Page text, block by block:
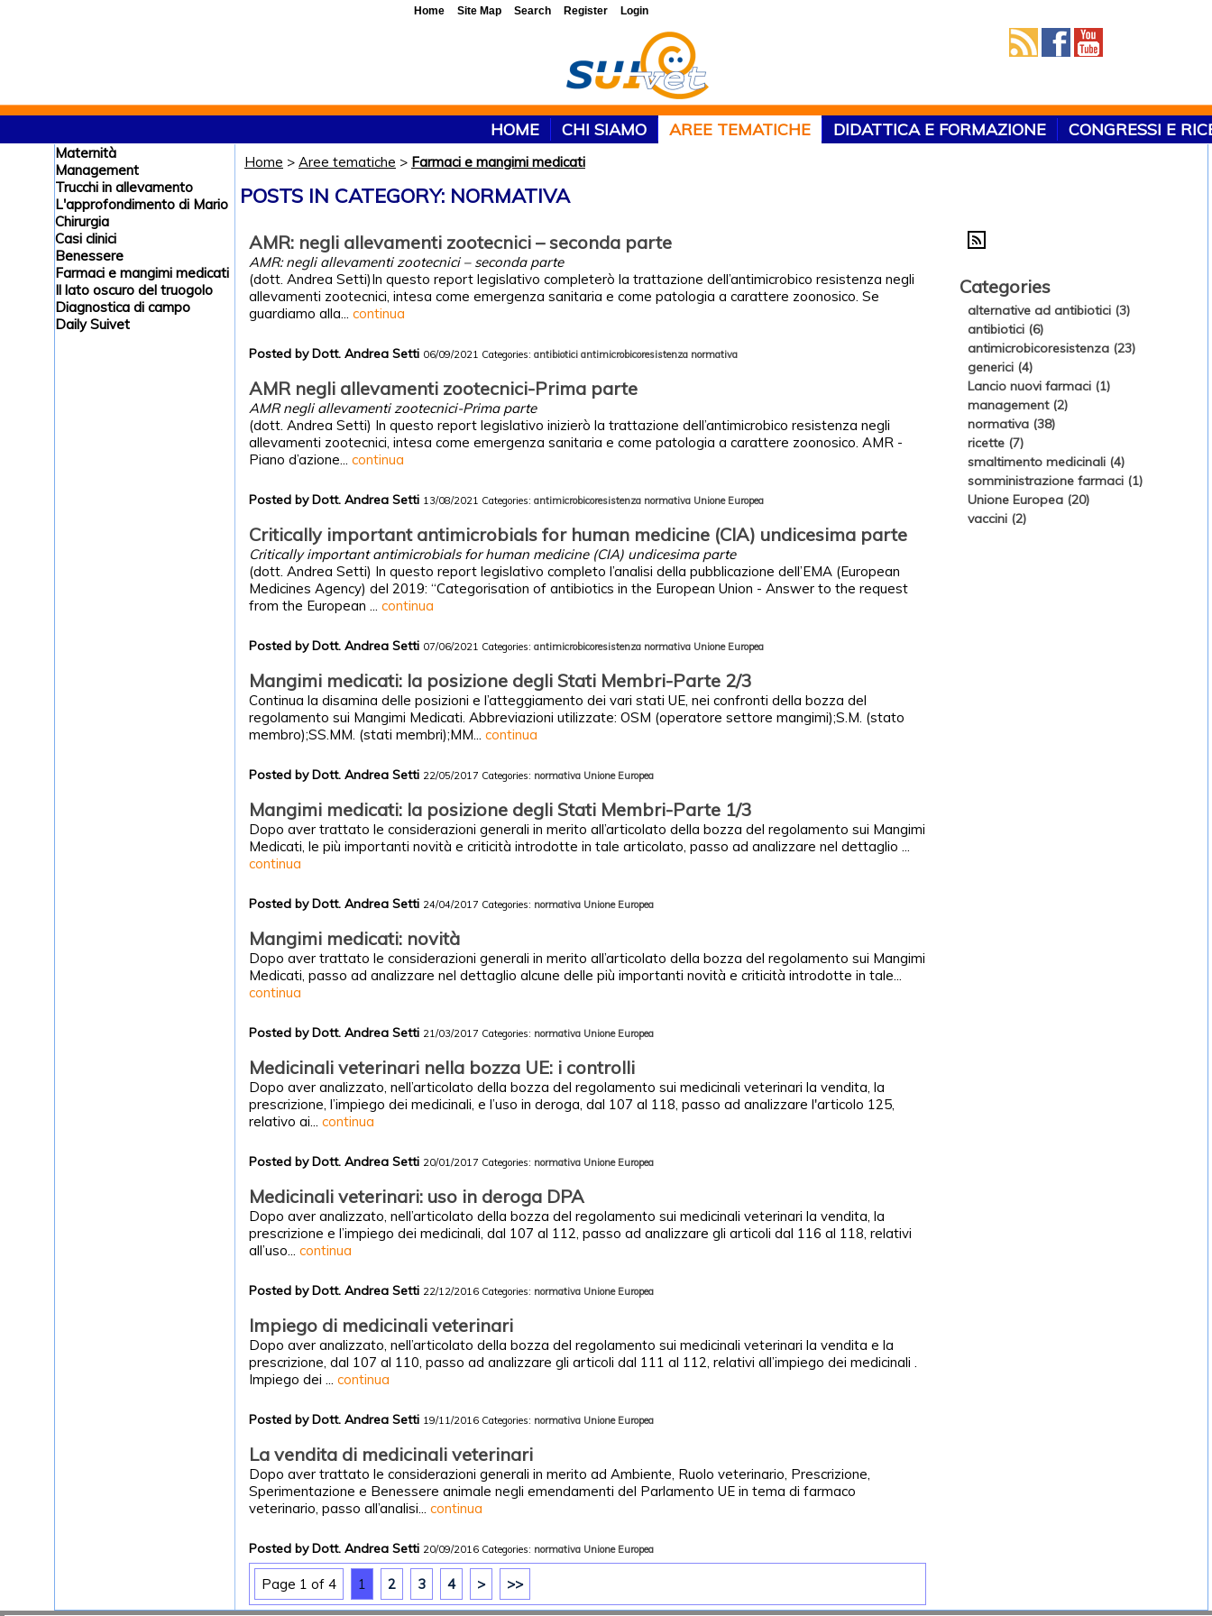
HOME CHI SIAMO AREE TEMATICHE DIDATTICA E FORMAZIONE CONGRESSI E
Maternità
Management
Trucchi in allevamento
L'approfondimento di Mario
Chirurgia
Casi clinici
Benessere
Farmaci e mangimi medicati
Il lato oscuro del truogolo
Diagnostica di campo
Daily Suivet
Home > Aree tematiche > Farmaci e mangimi medicati
POSTS IN CATEGORY: NORMATIVA
AMR: negli allevamenti zootecnici – seconda parte
AMR: negli allevamenti zootecnici – seconda parte
(dott. Andrea Setti)In questo report legislativo completerò la trattazione dell’antimicrobico resistenza negli
allevamenti zootecnici, intesa come emergenza sanitaria e come patologia a carattere zoonosico. Se
guardiamo alla... continua
Posted by Dott. Andrea Setti 06/09/2021 Categories: antibiotici antimicrobicoresistenza normativa
AMR negli allevamenti zootecnici-Prima parte
AMR negli allevamenti zootecnici-Prima parte
(dott. Andrea Setti) In questo report legislativo inizierò la trattazione dell’antimicrobico resistenza negli
allevamenti zootecnici, intesa come emergenza sanitaria e come patologia a carattere zoonosico. AMR -
Piano d’azione... continua
Posted by Dott. Andrea Setti 13/08/2021 Categories: antimicrobicoresistenza normativa Unione Europea
Critically important antimicrobials for human medicine (CIA) undicesima parte
Critically important antimicrobials for human medicine (CIA) undicesima parte
(dott. Andrea Setti) In questo report legislativo completo l’analisi della pubblicazione dell’EMA (European
Medicines Agency) del 2019: “Categorisation of antibiotics in the European Union - Answer to the request
from the European ... continua
Posted by Dott. Andrea Setti 07/06/2021 Categories: antimicrobicoresistenza normativa Unione Europea
Mangimi medicati: la posizione degli Stati Membri-Parte 2/3
Continua la disamina delle posizioni e l’atteggiamento dei vari stati UE, nei confronti della bozza del
regolamento sui Mangimi Medicati. Abbreviazioni utilizzate: OSM (operatore settore mangimi);S.M. (stato
membro);SS.MM. (stati membri);MM... continua
Posted by Dott. Andrea Setti 22/05/2017 Categories: normativa Unione Europea
Mangimi medicati: la posizione degli Stati Membri-Parte 1/3
Dopo aver trattato le considerazioni generali in merito all’articolato della bozza del regolamento sui Mangimi
Medicati, le più importanti novità e criticità introdotte in tale articolato, passo ad analizzare nel dettaglio ...
continua
Posted by Dott. Andrea Setti 24/04/2017 Categories: normativa Unione Europea
Mangimi medicati: novità
Dopo aver trattato le considerazioni generali in merito all’articolato della bozza del regolamento sui Mangimi
Medicati, passo ad analizzare nel dettaglio alcune delle più importanti novità e criticità introdotte in tale...
continua
Posted by Dott. Andrea Setti 21/03/2017 Categories: normativa Unione Europea
Medicinali veterinari nella bozza UE: i controlli
Dopo aver analizzato, nell’articolato della bozza del regolamento sui medicinali veterinari la vendita, la
prescrizione, l’impiego dei medicinali, e l’uso in deroga, dal 107 al 118, passo ad analizzare l'articolo 125,
relativo ai... continua
Posted by Dott. Andrea Setti 20/01/2017 Categories: normativa Unione Europea
Medicinali veterinari: uso in deroga DPA
Dopo aver analizzato, nell’articolato della bozza del regolamento sui medicinali veterinari la vendita, la
prescrizione e l’impiego dei medicinali, dal 107 al 112, passo ad analizzare gli articoli dal 116 al 118, relativi
all’uso... continua
Posted by Dott. Andrea Setti 22/12/2016 Categories: normativa Unione Europea
Impiego di medicinali veterinari
Dopo aver analizzato, nell’articolato della bozza del regolamento sui medicinali veterinari la vendita e la
prescrizione, dal 107 al 110, passo ad analizzare gli articoli dal 111 al 112, relativi all’impiego dei medicinali .
Impiego dei ... continua
Posted by Dott. Andrea Setti 19/11/2016 Categories: normativa Unione Europea
La vendita di medicinali veterinari
Dopo aver trattato le considerazioni generali in merito ad Ambiente, Ruolo veterinario, Prescrizione,
Sperimentazione e Benessere animale negli emendamenti del Parlamento UE in tema di farmaco
veterinario, passo all’analisi... continua
Posted by Dott. Andrea Setti 20/09/2016 Categories: normativa Unione Europea
Page 1 of 4 1 2 3 4 > >>
Categories
alternative ad antibiotici (3)
antibiotici (6)
antimicrobicoresistenza (23)
generici (4)
Lancio nuovi farmaci (1)
management (2)
normativa (38)
ricette (7)
smaltimento medicinali (4)
somministrazione farmaci (1)
Unione Europea (20)
vaccini (2)
Home Site Map Search Register Login